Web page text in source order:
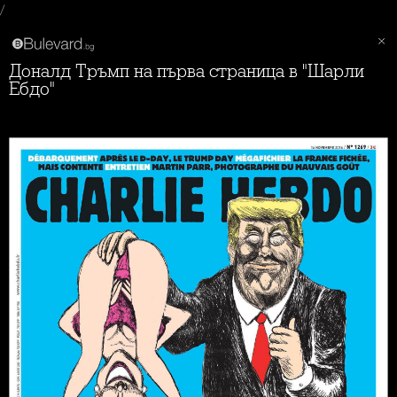
/
Доналд Тръмп на първа страница в "Шарли
Ебдо"